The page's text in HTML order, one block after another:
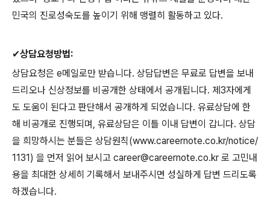
민국의 진로성숙도를 높이기 위해 맹렬히 활동하고 있다.
✔상담요청방법:
상담요청은 e메일로만 받습니다. 상담답변은 무료로 답변을 보내
드리오나 신상정보를 비공개한 상태에서 공개됩니다. 제 3자에게
도 도움이 된다고 판단해서 공개하게 되었습니다. 유료상담에 한
해 비공개로 진행되며, 유료상담은 이틀 이내 답변이 갑니다. 상담
을 희망하시는 분들은 상담원칙(www.careernote.co.kr/notice/
1131) 을 먼저 읽어 보시고 career@careernote.co.kr 로 고민내
용을 최대한 상세히 기록해서 보내주시면 성실하게 답변 드리도록
하겠습니다.